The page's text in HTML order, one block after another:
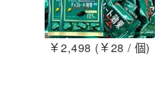
￥2,498 (￥28 / 個)